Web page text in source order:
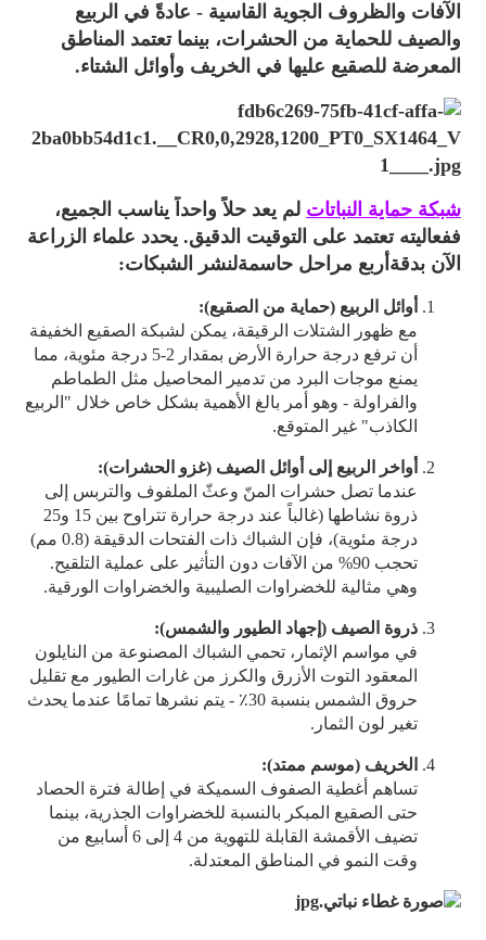
الآفات والظروف الجوية القاسية - عادةً في الربيع
والصيف للحماية من الحشرات، بينما تعتمد المناطق
المعرضة للصقيع عليها في الخريف وأوائل الشتاء.
شبكة حماية النباتات لم يعد حلاً واحداً يناسب الجميع،
ففعاليته تعتمد على التوقيت الدقيق. يحدد علماء الزراعة
الآن بدقة أربع مراحل حاسمةلنشر الشبكات:
أوائل الربيع (حماية من الصقيع):
مع ظهور الشتلات الرقيقة، يمكن لشبكة الصقيع الخفيفة
أن ترفع درجة حرارة الأرض بمقدار 2-5 درجة مئوية، مما
يمنع موجات البرد من تدمير المحاصيل مثل الطماطم
والفراولة - وهو أمر بالغ الأهمية بشكل خاص خلال "الربيع
الكاذب" غير المتوقع.
أواخر الربيع إلى أوائل الصيف (غزو الحشرات):
عندما تصل حشرات المنّ وعثّ الملفوف والتربس إلى
ذروة نشاطها (غالباً عند درجة حرارة تتراوح بين 15 و25
درجة مئوية)، فإن الشباك ذات الفتحات الدقيقة (0.8 مم)
تحجب 90% من الآفات دون التأثير على عملية التلقيح.
وهي مثالية للخضراوات الصليبية والخضراوات الورقية.
ذروة الصيف (إجهاد الطيور والشمس):
في مواسم الإثمار، تحمي الشباك المصنوعة من النايلون
المعقود التوت الأزرق والكرز من غارات الطيور مع تقليل
حروق الشمس بنسبة 30٪ - يتم نشرها تمامًا عندما يحدث
تغير لون الثمار.
الخريف (موسم ممتد):
تساهم أغطية الصفوف السميكة في إطالة فترة الحصاد
حتى الصقيع المبكر بالنسبة للخضراوات الجذرية، بينما
تضيف الأقمشة القابلة للتهوية من 4 إلى 6 أسابيع من
وقت النمو في المناطق المعتدلة.